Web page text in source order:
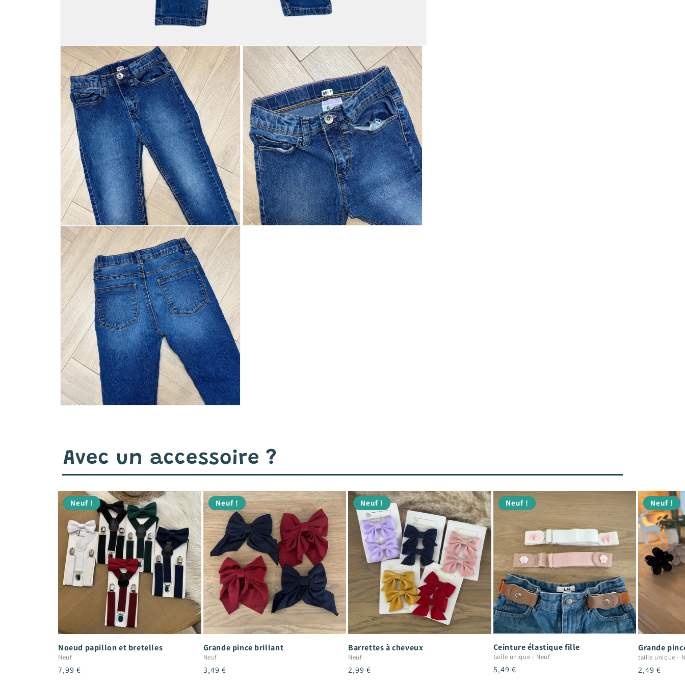
Avec un accessoire ?
Neuf !
Noeud papillon et bretelles
Neuf
Prix
7,99 €
Neuf !
Grande pince brillant
Neuf
Prix
3,49 €
Neuf !
Barrettes à cheveux
Neuf
Prix
2,99 €
Neuf !
Ceinture élastique fille
taille unique - Neuf
Prix
5,49 €
Neuf !
Grande
taille unique -
Prix
2,49 €